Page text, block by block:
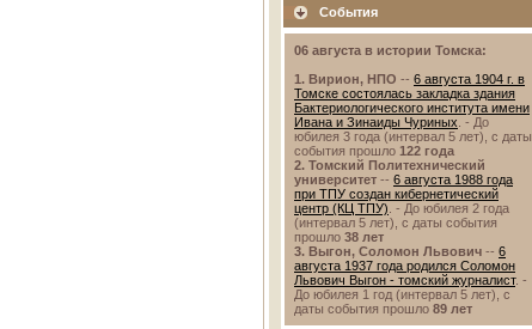
События
06 августа в истории Томска:
1. Вирион, НПО -- 6 августа 1904 г. в
Томске состоялась закладка здания
Бактериологического института имени
Ивана и Зинаиды Чуриных . - До
юбилея 3 года (интервал 5 лет), с даты
события прошло 122 года
2. Томский Политехнический
университет -- 6 августа 1988 года
при ТПУ создан кибернетический
центр (КЦ ТПУ) . - До юбилея 2 года
(интервал 5 лет), с даты события
прошло 38 лет
3. Выгон, Соломон Львович -- 6
августа 1937 года родился Соломон
Львович Выгон - томский журналист. -
До юбилея 1 год (интервал 5 лет), с
даты события прошло 89 лет